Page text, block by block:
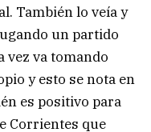
También lo veía y
un partido
vez va tomando
y esto se nota en
es positivo para
Corrientes que